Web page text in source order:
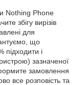
Nothing Phone
збігу вирізів
для
що
і
зазначеної
замовлення
все розповість та